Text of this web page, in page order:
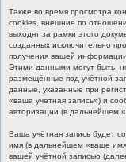
Также во время просмотра
cookies, внешние по
выходят за рамки этого
созданных исключительно
получения вашей
Этими данными могут быть,
размещённые под учётной
данные, указанные при
«ваша учётная запись») и
авторизации (в дальнейшем
Ваша учётная запись будет
имя (в дальнейшем «ваше имя
вашей учётной записью